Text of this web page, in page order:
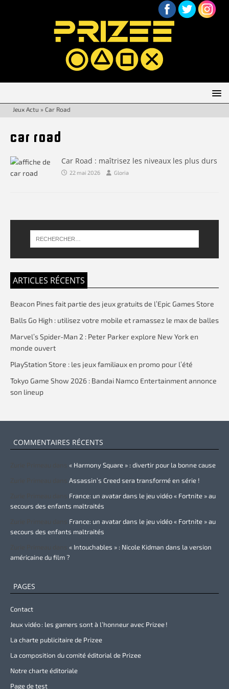
Jeux Actu » Car Road
car road
Car Road : maîtrisez les niveaux les plus durs
22 mai 2026 Gloria
ARTICLES RÉCENTS
Beacon Pines fait partie des jeux gratuits de l’Epic Games Store
Balls Go High : utilisez votre mobile et ramassez le max de balles
Marvel’s Spider-Man 2 : Peter Parker explore New York en
monde ouvert
PlayStation Store : les jeux familiaux en promo pour l’été
Tokyo Game Show 2026 : Bandai Namco Entertainment annonce
son lineup
COMMENTAIRES RÉCENTS
« Harmony Square » : divertir pour la bonne cause
Assassin’s Creed sera transformé en série !
France: un avatar dans le jeu vidéo « Fortnite » au
secours des enfants maltraités
France: un avatar dans le jeu vidéo « Fortnite » au
secours des enfants maltraités
« Intouchables » : Nicole Kidman dans la version
américaine du film ?
PAGES
Contact
Jeux vidéo : les gamers sont à l’honneur avec Prizee !
La charte publicitaire de Prizee
La composition du comité éditorial de Prizee
Notre charte éditoriale
Page de test